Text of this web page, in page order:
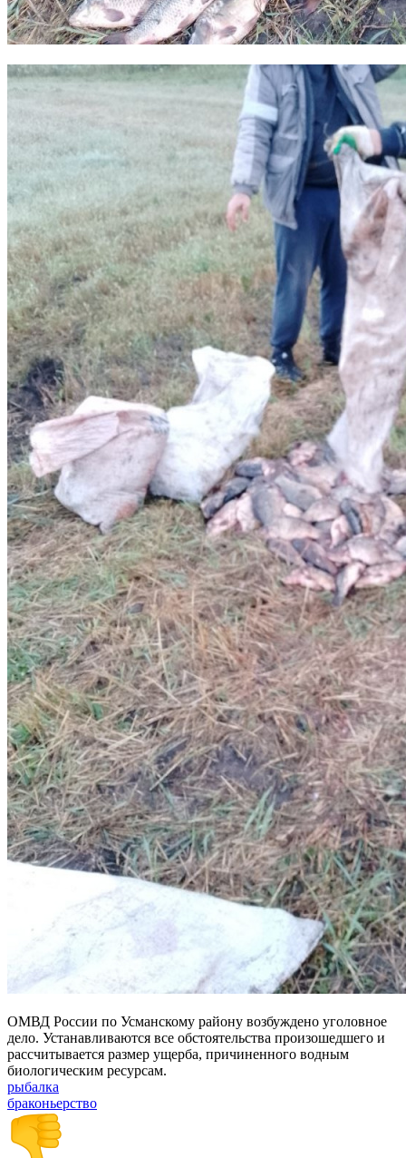
ОМВД России по Усманскому району возбуждено уголовное
дело. Устанавливаются все обстоятельства произошедшего и
рассчитывается размер ущерба, причиненного водным
биологическим ресурсам.
рыбалка
браконьерство